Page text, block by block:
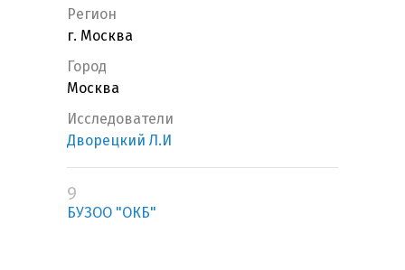
Регион
г. Москва
Город
Москва
Исследователи
Дворецкий Л.И
9
БУЗОО "ОКБ"